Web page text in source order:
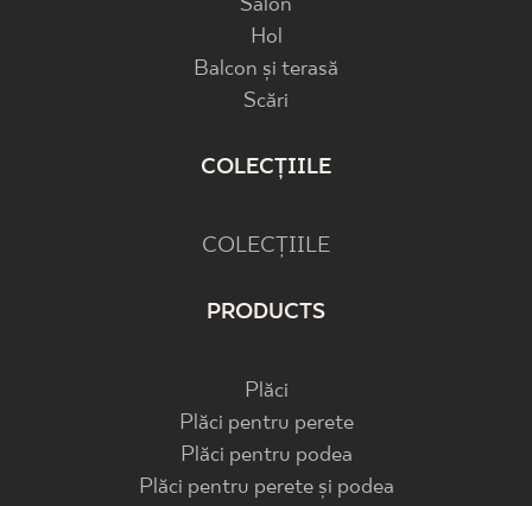
Salon
Hol
Balcon și terasă
Scări
COLECȚIILE
COLECȚIILE
PRODUCTS
Plăci
Plăci pentru perete
Plăci pentru podea
Plăci pentru perete și podea